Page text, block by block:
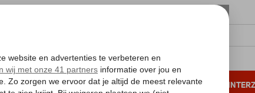
VERRE REIZEN ALL INCLUSIVE